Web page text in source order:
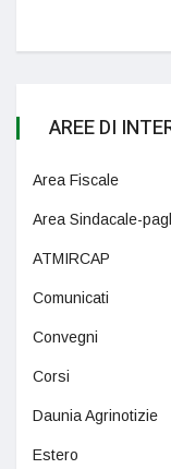
AREE DI
Area Fiscale
Area Sindacale-
ATMIRCAP
Comunicati
Convegni
Corsi
Daunia Agrinotizie
Estero